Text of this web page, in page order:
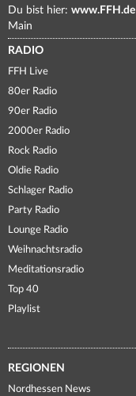
Du bist hier: www.FFH.de
Main
RADIO
FFH Live
80er Radio
90er Radio
2000er Radio
Rock Radio
Oldie Radio
Schlager Radio
Party Radio
Lounge Radio
Weihnachtsradio
Meditationsradio
Top 40
Playlist
REGIONEN
Nordhessen News